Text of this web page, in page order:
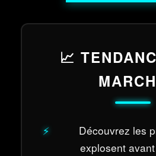
📈
Découvrez les
explosent